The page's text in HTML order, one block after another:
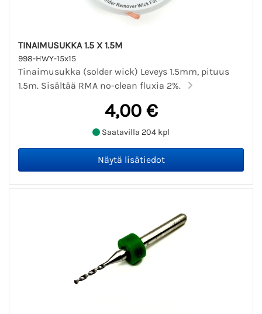
TINAIMUSUKKA 1.5 X 1.5M
998-HWY-15x15
Tinaimusukka (solder wick) Leveys 1.5mm, pituus
1.5m. Sisältää RMA no-clean fluxia 2%.
4,00 €
Saatavilla 204 kpl